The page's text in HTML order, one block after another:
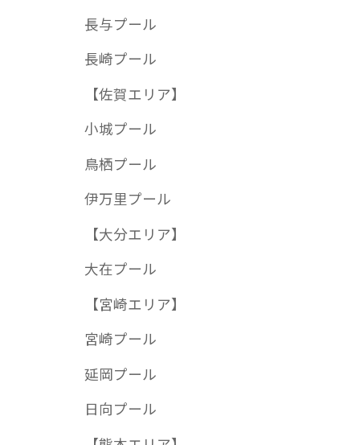
長与プール
長崎プール
【佐賀エリア】
小城プール
鳥栖プール
伊万里プール
【大分エリア】
大在プール
【宮崎エリア】
宮崎プール
延岡プール
日向プール